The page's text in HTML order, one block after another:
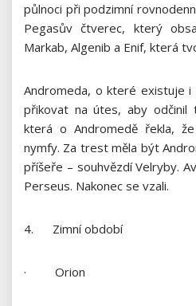
půlnoci při podzimní
Pegasův čtverec, který
Markab, Algenib a Enif, která
Andromeda, o které existuje i
přikovat na útes, aby odčinil
která o Andromedě řekla,
nymfy. Za trest měla být
příšeře – souhvězdí Velryby.
Perseus. Nakonec se vzali.
4. Zimní období
· Orion